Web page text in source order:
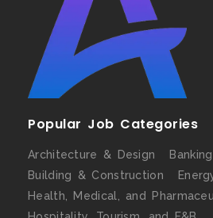
Popular Job Categories
Architecture & Design
Building & Construction
Health, Medical, and